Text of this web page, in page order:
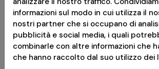
Disponibile
Messaggio pubblicitario con finalità
rate senza interessi è disponibile solo per
informazioni sul modo in cui utilizza il
nostri partner che si occupano di
pubblicità e social media, i quali
combinarle con altre informazioni che
che hanno raccolto dal suo utilizzo dei